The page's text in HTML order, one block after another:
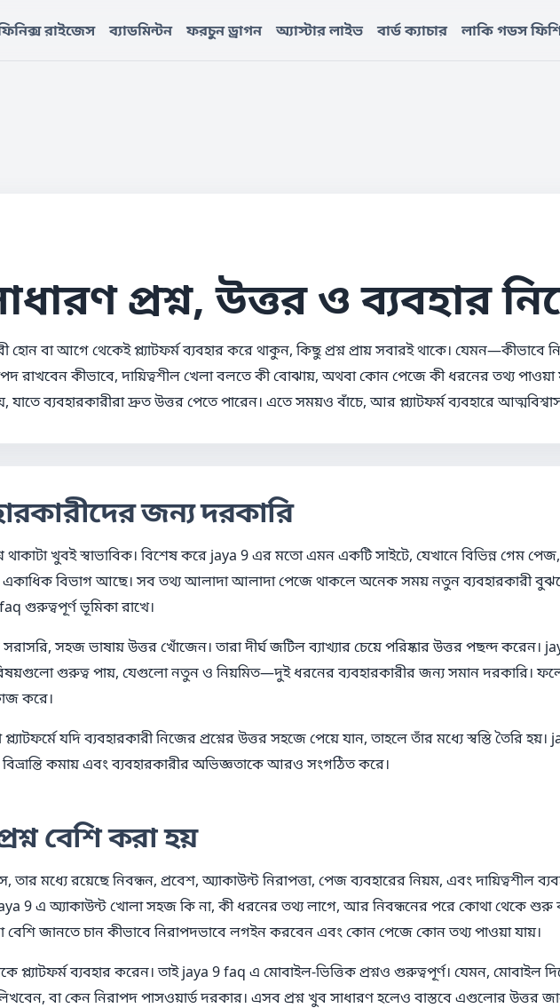
রাইজেস ব্যাডমিন্টন ফরচুন ড্রাগন অ্যাস্টার লাইভ বার্ড ক্যাচার লাকি গডস
প্রশ্ন, উত্তর ও ব্যবহার
বা আগে থেকেই প্ল্যাটফর্ম ব্যবহার করে থাকুন, কিছু প্রশ্ন প্রায় সবারই থাকে। যেমন—কীভাবে
রাখবেন কীভাবে, দায়িত্বশীল খেলা বলতে কী বোঝায়, অথবা কোন পেজে কী ধরনের তথ্য
ব্যবহারকারীরা দ্রুত উত্তর পেতে পারেন। এতে সময়ও বাঁচে, আর প্ল্যাটফর্ম ব্যবহারে
জন্য দরকারি
থাকাটা খুবই স্বাভাবিক। বিশেষ করে jaya 9 এর মতো এমন একটি সাইটে, যেখানে বিভিন্ন গেম
একাধিক বিভাগ আছে। সব তথ্য আলাদা আলাদা পেজে থাকলে অনেক সময় নতুন ব্যবহারকারী
গুরুত্বপূর্ণ ভূমিকা রাখে।
সহজ ভাষায় উত্তর খোঁজেন। তারা দীর্ঘ জটিল ব্যাখ্যার চেয়ে পরিষ্কার উত্তর পছন্দ করেন।
বিষয়গুলো গুরুত্ব পায়, যেগুলো নতুন ও নিয়মিত—দুই ধরনের ব্যবহারকারীর জন্য সমান দরকারি।
করে।
যদি ব্যবহারকারী নিজের প্রশ্নের উত্তর সহজে পেয়ে যান, তাহলে তাঁর মধ্যে স্বস্তি তৈরি
কমায় এবং ব্যবহারকারীর অভিজ্ঞতাকে আরও সংগঠিত করে।
বেশি করা হয়
মধ্যে রয়েছে নিবন্ধন, প্রবেশ, অ্যাকাউন্ট নিরাপত্তা, পেজ ব্যবহারের নিয়ম, এবং দায়িত্বশীল
9 এ অ্যাকাউন্ট খোলা সহজ কি না, কী ধরনের তথ্য লাগে, আর নিবন্ধনের পরে কোথা থেকে শুরু
বেশি জানতে চান কীভাবে নিরাপদভাবে লগইন করবেন এবং কোন পেজে কোন তথ্য পাওয়া যায়।
প্ল্যাটফর্ম ব্যবহার করেন। তাই jaya 9 faq এ মোবাইল-ভিত্তিক প্রশ্নও গুরুত্বপূর্ণ। যেমন, মোবাইল
বা কেন নিরাপদ পাসওয়ার্ড দরকার। এসব প্রশ্ন খুব সাধারণ হলেও বাস্তবে এগুলোর উত্তর